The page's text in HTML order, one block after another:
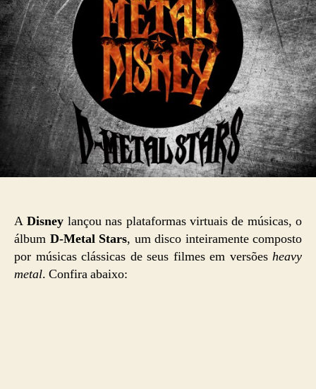
ADisney lançou nas plataformas virtuais de músicas, o
álbum D-Metal Stars, um disco inteiramente composto
por músicas clássicas de seus filmes em versões heavy
metal. Confira abaixo: